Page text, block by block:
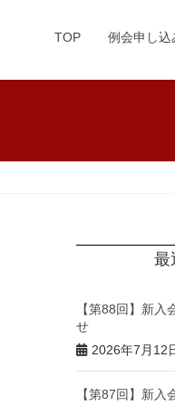
TOP 例会申し込
最
【第88回】新入
せ
2026年7月12
【第87回】新入